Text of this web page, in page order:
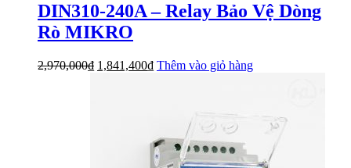
DIN310-240A – Relay Bảo Vệ Dòng
Rò MIKRO
2,970,000₫ Giá
1,841,400₫Giá
1,841,400₫.
Thêm vào giỏ hàng